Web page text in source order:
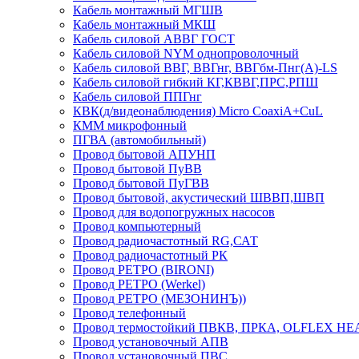
Кабель монтажный МГШВ
Кабель монтажный МКШ
Кабель силовой АВВГ ГОСТ
Кабель силовой NYM однопроволочный
Кабель силовой ВВГ, ВВГнг, ВВГбм-Пнг(А)-LS
Кабель силовой гибкий КГ,КВВГ,ПРС,РПШ
Кабель силовой ППГнг
КВК(д/видеонаблюдения) Micro CoaxiA+CuL
КММ микрофонный
ПГВА (автомобильный)
Провод бытовой АПУНП
Провод бытовой ПуВВ
Провод бытовой ПуГВВ
Провод бытовой, акустический ШВВП,ШВП
Провод для водопогружных насосов
Провод компьютерный
Провод радиочастотный RG,САТ
Провод радиочастотный РК
Провод РЕТРО (BIRONI)
Провод РЕТРО (Werkel)
Провод РЕТРО (МЕЗОНИНЪ))
Провод телефонный
Провод термостойкий ПВКВ, ПРКА, OLFLEX
Провод установочный АПВ